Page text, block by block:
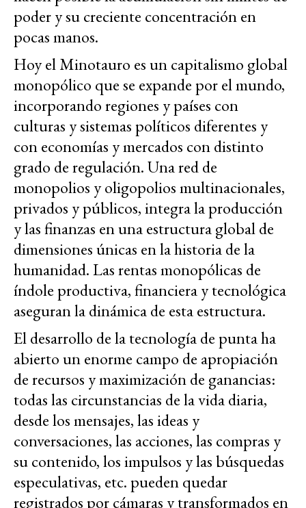
poder y su creciente concentración en
pocas manos.
Hoy el Minotauro es un capitalismo global
monopólico que se expande por el mundo,
incorporando regiones y países con
culturas y sistemas políticos diferentes y
con economías y mercados con distinto
grado de regulación. Una red de
monopolios y oligopolios multinacionales,
privados y públicos, integra la producción
y las finanzas en una estructura global de
dimensiones únicas en la historia de la
humanidad. Las rentas monopólicas de
índole productiva, financiera y tecnológica
aseguran la dinámica de esta estructura.
El desarrollo de la tecnología de punta ha
abierto un enorme campo de apropiación
de recursos y maximización de ganancias:
todas las circunstancias de la vida diaria,
desde los mensajes, las ideas y
conversaciones, las acciones, las compras y
su contenido, los impulsos y las búsquedas
especulativas, etc. pueden quedar
registrados por cámaras y transformados en